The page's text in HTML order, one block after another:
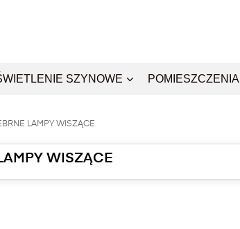
SZYNOWE POMIESZCZENIA
LAMPY WISZĄCE
WISZĄCE